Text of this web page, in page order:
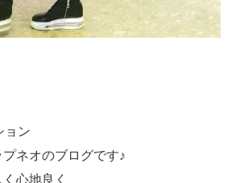
ョン
ネオのブログです♪
心地良く